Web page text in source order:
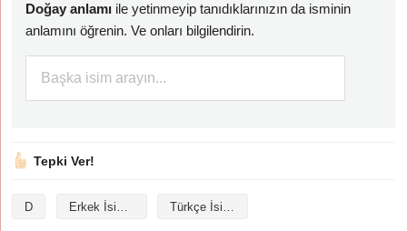
Doğay anlamı ile yetinmeyip tanıdıklarınızın da isminin
anlamını öğrenin. Ve onları bilgilendirin.
Tepki Ver!
D Erkek İsimleri Türkçe İsimler